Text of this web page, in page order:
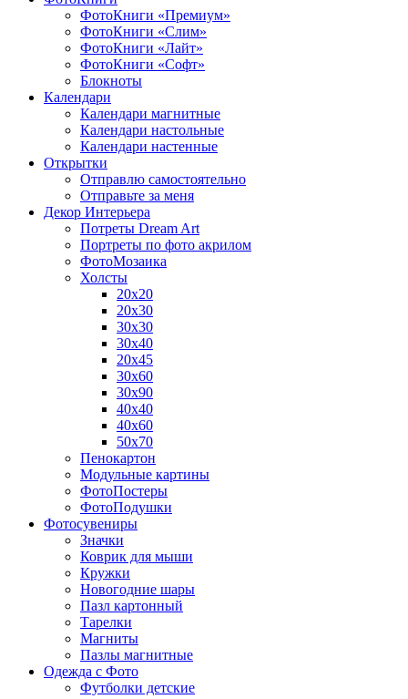
ФотоКниги «Премиум»
ФотоКниги «Слим»
ФотоКниги «Лайт»
ФотоКниги «Софт»
Блокноты
Календари
Календари магнитные
Календари настольные
Календари настенные
Открытки
Отправлю самостоятельно
Отправьте за меня
Декор Интерьера
Потреты Dream Art
Портреты по фото акрилом
ФотоМозаика
Холсты
20х20
20х30
30х30
30х40
20х45
30х60
30х90
40х40
40х60
50х70
Пенокартон
Модульные картины
ФотоПостеры
ФотоПодушки
Фотоcувениры
Значки
Коврик для мыши
Кружки
Новогодние шары
Пазл картонный
Тарелки
Магниты
Пазлы магнитные
Одежда с Фото
Футболки детские